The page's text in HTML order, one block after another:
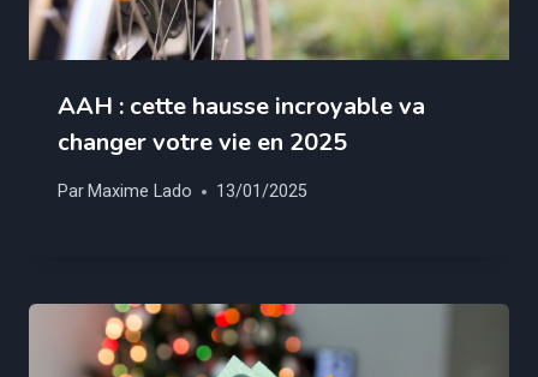
AAH : cette hausse incroyable va
changer votre vie en 2025
Par Maxime Lado 13/01/2025